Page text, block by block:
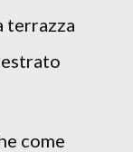
terrazza
come